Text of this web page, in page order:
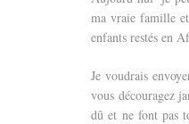
ma vraie famille
enfants restés en
Je voudrais
vous découragez
dû et ne font pas